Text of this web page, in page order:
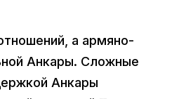
а армяно-
Анкары. Сложные
Анкары